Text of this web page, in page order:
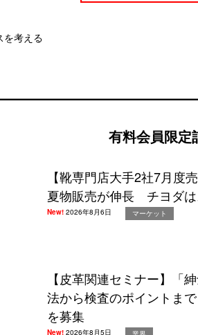
有料会員限定
【靴専門店大手2社7月度
夏物販売が伸長 チヨダ
New!2026年8月6日 マーケット
【皮革関連セミナー】「
法から検査のポイントま
を募集
New!2026年8月5日